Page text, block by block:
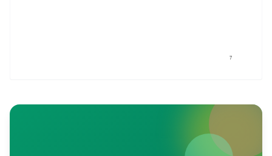
7